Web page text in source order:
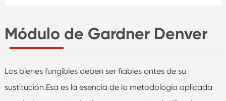
Módulo de Gardner Denver
Los bienes fungibles deben ser fiables antes de su
sustitución.Esa es la esencia de la metodología aplicada